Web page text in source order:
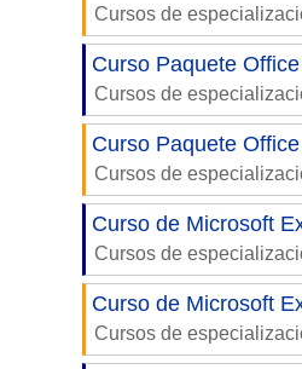
Cursos de
Curso Paquete
Cursos de
Curso Paquete
Cursos de
Curso de Microsoft
Cursos de
Curso de Microsoft
Cursos de